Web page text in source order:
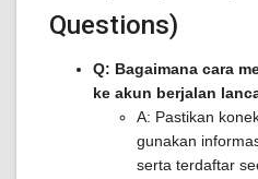
Questions)
Q: Bagaimana cara
ke akun berjalan
A: Pastikan
gunakan
serta terdaftar